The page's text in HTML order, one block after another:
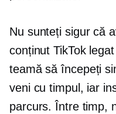
Nu sunteți sigur că
conținut TikTok
teamă să începeți
veni cu timpul, iar
parcurs. Între timp,